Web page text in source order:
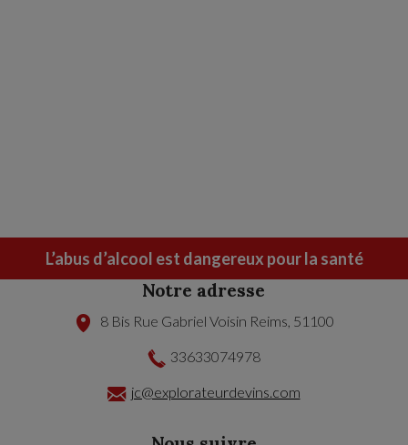
L’abus d’alcool est dangereux pour la santé
Notre adresse
8 Bis Rue Gabriel Voisin Reims, 51100
33633074978
jc@explorateurdevins.com